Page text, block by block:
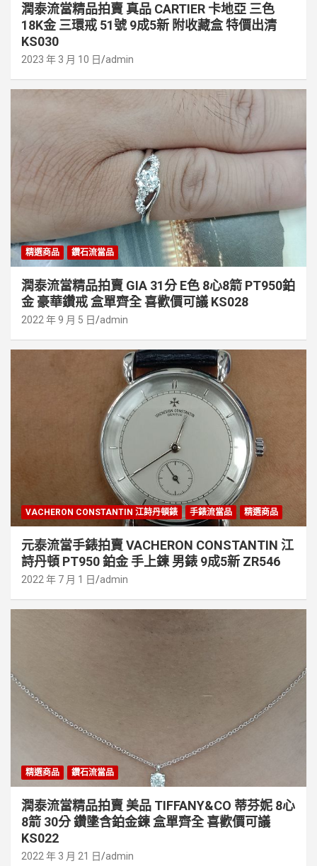
潤泰流當精品拍賣 真品 CARTIER 卡地亞 三色
18K金 三環戒 51號 9成5新 附收藏盒 特價出清
KS030
2023 年 3 月 10 日 admin
精選商品 鑽石流當品
潤泰流當精品拍賣 GIA 31分 E色 8心8箭 PT950鉑
金 豪華鑽戒 盒單齊全 喜歡價可議 KS028
2022 年 9 月 5 日 admin
VACHERON CONSTANTIN 江詩丹頓錶 手錶流當品 精選商品
元泰流當手錶拍賣 VACHERON CONSTANTIN 江
詩丹頓 PT950 鉑金 手上鍊 男錶 9成5新 ZR546
2022 年 7 月 1 日 admin
精選商品 鑽石流當品
潤泰流當精品拍賣 美品 TIFFANY&CO 蒂芬妮 8心
8箭 30分 鑽墬含鉑金鍊 盒單齊全 喜歡價可議
KS022
2022 年 3 月 21 日 admin